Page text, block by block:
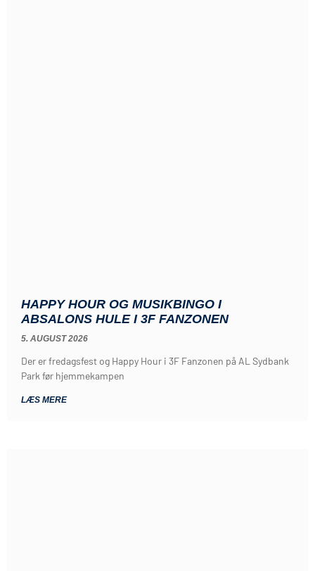
HAPPY HOUR OG MUSIKBINGO I
ABSALONS HULE I 3F FANZONEN
5. AUGUST 2026
Der er fredagsfest og Happy Hour i 3F Fanzonen på AL Sydbank
Park før hjemmekampen
LÆS MERE